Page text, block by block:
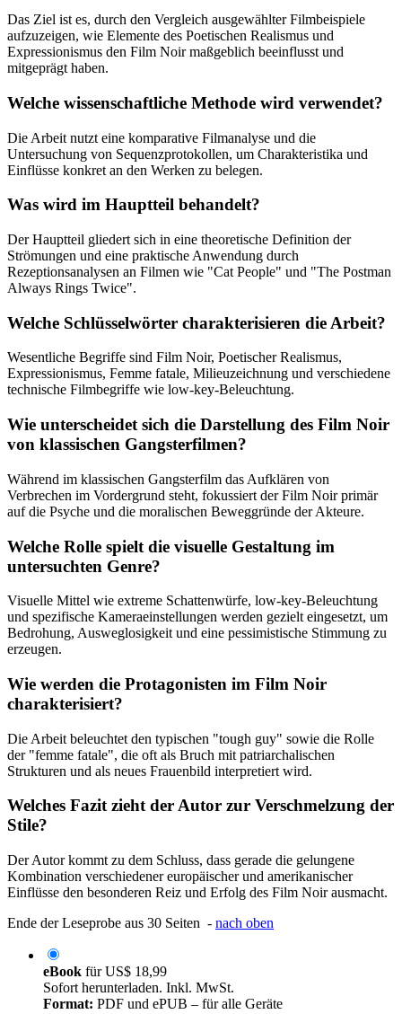
Das Ziel ist es, durch den Vergleich ausgewählter Filmbeispiele
aufzuzeigen, wie Elemente des Poetischen Realismus und
Expressionismus den Film Noir maßgeblich beeinflusst und
mitgeprägt haben.
Welche wissenschaftliche Methode wird verwendet?
Die Arbeit nutzt eine komparative Filmanalyse und die
Untersuchung von Sequenzprotokollen, um Charakteristika und
Einflüsse konkret an den Werken zu belegen.
Was wird im Hauptteil behandelt?
Der Hauptteil gliedert sich in eine theoretische Definition der
Strömungen und eine praktische Anwendung durch
Rezeptionsanalysen an Filmen wie "Cat People" und "The Postman
Always Rings Twice".
Welche Schlüsselwörter charakterisieren die Arbeit?
Wesentliche Begriffe sind Film Noir, Poetischer Realismus,
Expressionismus, Femme fatale, Milieuzeichnung und verschiedene
technische Filmbegriffe wie low-key-Beleuchtung.
Wie unterscheidet sich die Darstellung des Film Noir
von klassischen Gangsterfilmen?
Während im klassischen Gangsterfilm das Aufklären von
Verbrechen im Vordergrund steht, fokussiert der Film Noir primär
auf die Psyche und die moralischen Beweggründe der Akteure.
Welche Rolle spielt die visuelle Gestaltung im
untersuchten Genre?
Visuelle Mittel wie extreme Schattenwürfe, low-key-Beleuchtung
und spezifische Kameraeinstellungen werden gezielt eingesetzt, um
Bedrohung, Ausweglosigkeit und eine pessimistische Stimmung zu
erzeugen.
Wie werden die Protagonisten im Film Noir
charakterisiert?
Die Arbeit beleuchtet den typischen "tough guy" sowie die Rolle
der "femme fatale", die oft als Bruch mit patriarchalischen
Strukturen und als neues Frauenbild interpretiert wird.
Welches Fazit zieht der Autor zur Verschmelzung der
Stile?
Der Autor kommt zu dem Schluss, dass gerade die gelungene
Kombination verschiedener europäischer und amerikanischer
Einflüsse den besonderen Reiz und Erfolg des Film Noir ausmacht.
Ende der Leseprobe aus 30 Seiten - nach oben
eBook fürUS$ 18,99
Sofort herunterladen. Inkl. MwSt.
Format: PDF und ePUB – für alle Geräte